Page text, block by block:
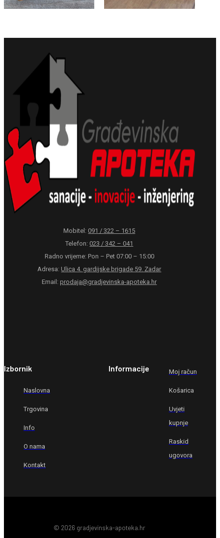
Mobitel:091 / 322 – 1615
Telefon:023 / 342 – 041
Radno vrijeme: Pon – Pet 07:00 – 15:00
Adresa:Ulica 4. gardijske brigade 59. Zadar
Email:prodaja@gradjevinska-apoteka.hr
Izbornik
Naslovna
Trgovina
Info
O nama
Kontakt
Informacije Moj račun
Košarica
Uvjeti
kupnje
Raskid
ugovora
© 2026 gradjevinska-apoteka.hr